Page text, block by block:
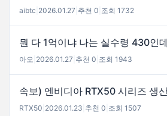
aibtc 2026.01.27 추천 0 조회 1732
뭔 다 1억이냐 나는 실수령 430인데
아오 2026.01.27 추천 0 조회 1943
속보) 엔비디아 RTX50 시리즈 생
RTX50 2026.01.23 추천 0 조회 1507